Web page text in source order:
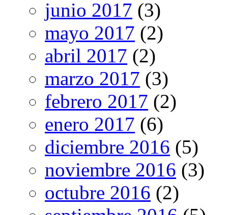
junio 2017 (3)
mayo 2017 (2)
abril 2017 (2)
marzo 2017 (3)
febrero 2017 (2)
enero 2017 (6)
diciembre 2016 (5)
noviembre 2016 (3)
octubre 2016 (2)